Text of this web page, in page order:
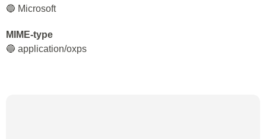
🔵 Microsoft
MIME-type
🔵 application/oxps